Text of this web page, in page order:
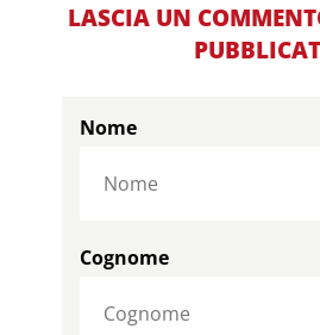
LASCIA UN
Nome
Cognome